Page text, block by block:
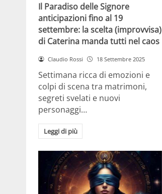
Il Paradiso delle Signore
anticipazioni fino al 19
settembre: la scelta (improvvisa)
di Caterina manda tutti nel caos
Claudio Rossi 18 Settembre 2025
Settimana ricca di emozioni e
colpi di scena tra matrimoni,
segreti svelati e nuovi
personaggi…
Leggi di più